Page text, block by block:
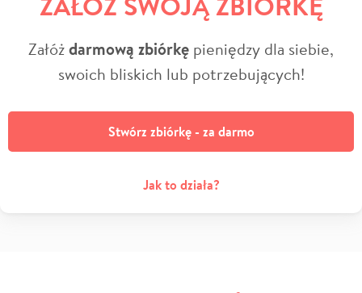
Załóżdarmową zbiórkę pieniędzy dla siebie,
swoich bliskich lub potrzebujących!
Stwórz zbiórkę - za darmo
Jak to działa?